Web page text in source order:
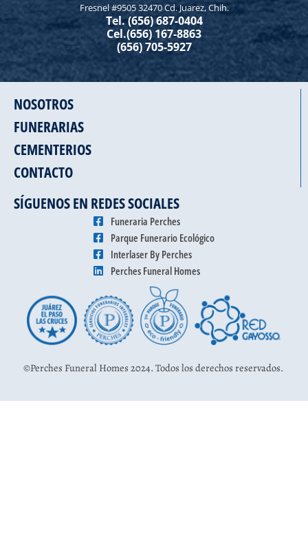
Fresnel #9505 32470 Cd. Juarez, Chih.
Tel. (656) 687-0404
Cel.(656) 167-8863
(656) 705-5927
NOSOTROS
FUNERARIAS
CEMENTERIOS
CONTACTO
SÍGUENOS EN REDES SOCIALES
Funeraria Perches
Parque Funerario Ecológico
Interlaser By Perches
Perches Funeral Homes
©Perches Funeral Homes 2024. Todos los derechos reservados.